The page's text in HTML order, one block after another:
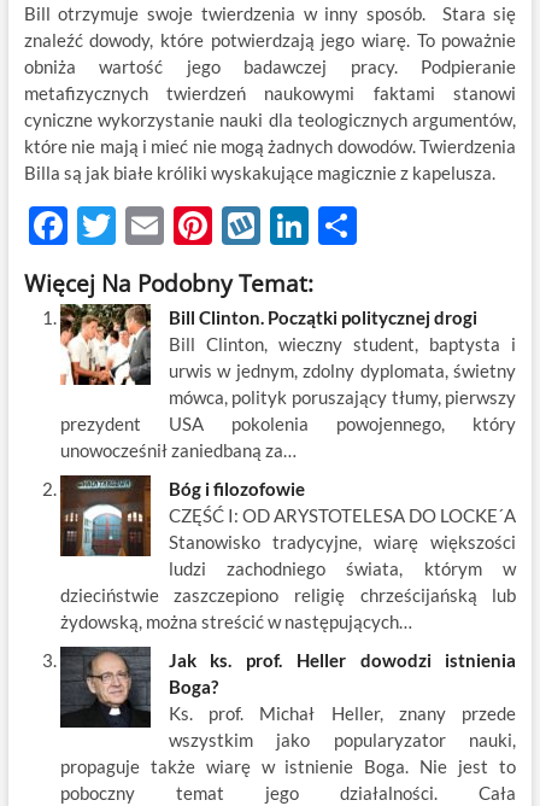
Bill otrzymuje swoje twierdzenia w inny sposób. Stara się
znaleźć dowody, które potwierdzają jego wiarę. To poważnie
obniża wartość jego badawczej pracy. Podpieranie
metafizycznych twierdzeń naukowymi faktami stanowi
cyniczne wykorzystanie nauki dla teologicznych argumentów,
które nie mają i mieć nie mogą żadnych dowodów. Twierdzenia
Billa są jak białe króliki wyskakujące magicznie z kapelusza.
F
ac
e
b
o
o
k
T
w
itt
er
E
m
ail
Pi
nt
er
es
t
W
k
o
p
Li
k
e
dI
n
S
ar
e
Więcej Na Podobny Temat:
Bill Clinton. Początki politycznej drogi
Bill Clinton, wieczny student, baptysta i
urwis w jednym, zdolny dyplomata, świetny
mówca, polityk poruszający tłumy, pierwszy
prezydent USA pokolenia powojennego, który
unowocześnił zaniedbaną za…
Bóg i filozofowie
CZĘŚĆ I: OD ARYSTOTELESA DO LOCKE´A
Stanowisko tradycyjne, wiarę większości
ludzi zachodniego świata, którym w
dzieciństwie zaszczepiono religię chrześcijańską lub
żydowską, można streścić w następujących…
Jak ks. prof. Heller dowodzi istnienia
Boga?
Ks. prof. Michał Heller, znany przede
wszystkim jako popularyzator nauki,
propaguje także wiarę w istnienie Boga. Nie jest to
poboczny temat jego działalności. Cała